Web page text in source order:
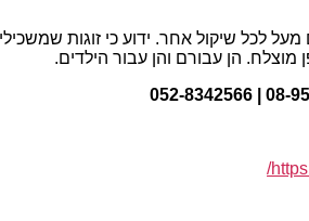
לכל שיקול אחר. ידוע כי זוגות
הן עבורם והן עבור הילדים.
08-